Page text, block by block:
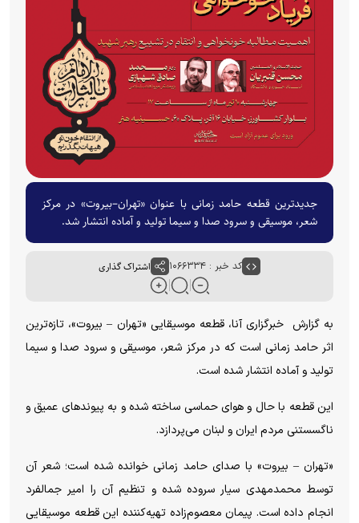
جدیدترین قطعه حامد زمانی با عنوان «تهران–بیروت» در مرکز
شعر، موسیقی و سرود صدا و سیما تولید و آماده انتشار شد.
کد خبر : ۱۰۶۶۳۳۴ اشتراک گذاری
به گزارش خبرگزاری آنا، قطعه موسیقایی «تهران – بیروت»، تازه‌ترین
اثر حامد زمانی است که در مرکز شعر، موسیقی و سرود صدا و سیما
تولید و آماده انتشار شده است.
این قطعه با حال و هوای حماسی ساخته شده و به پیوند‌های عمیق و
ناگسستنی مردم ایران و لبنان می‌پردازد.
«تهران – بیروت» با صدای حامد زمانی خوانده شده است؛ شعر آن
توسط محمدمهدی سیار سروده شده و تنظیم آن را امیر جمالفرد
انجام داده است. پیمان معصوم‌زاده تهیه‌کننده این قطعه موسیقایی